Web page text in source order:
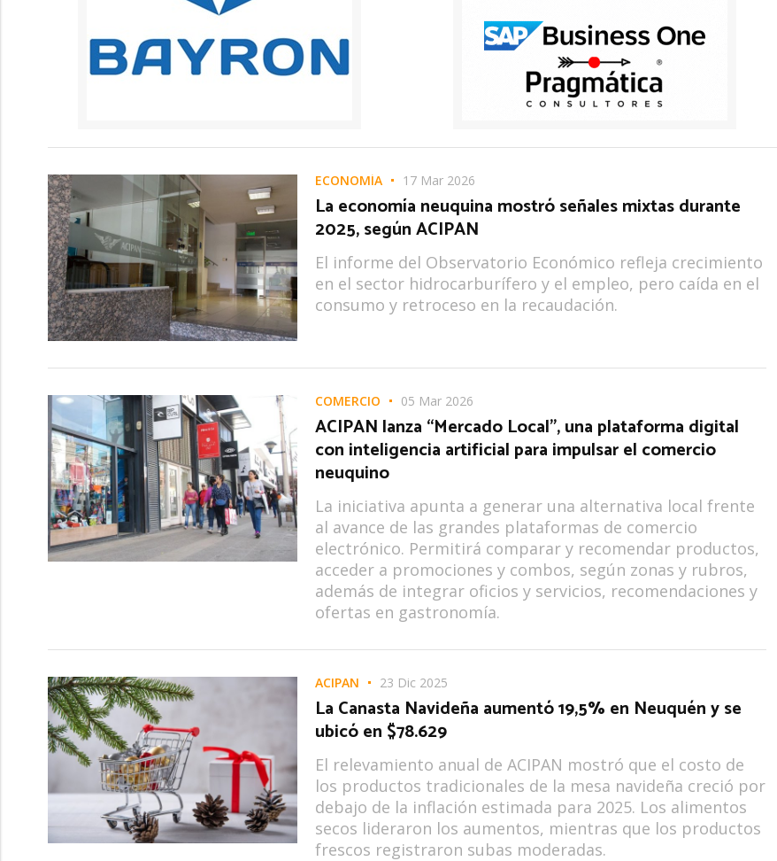
ECONOMÍA 17 Mar 2026
La economía neuquina mostró señales mixtas durante
2025, según ACIPAN
El informe del Observatorio Económico refleja crecimiento
en el sector hidrocarburífero y el empleo, pero caída en el
consumo y retroceso en la recaudación.
COMERCIO 05 Mar 2026
ACIPAN lanza “Mercado Local”, una plataforma digital
con inteligencia artificial para impulsar el comercio
neuquino
La iniciativa apunta a generar una alternativa local frente
al avance de las grandes plataformas de comercio
electrónico. Permitirá comparar y recomendar productos,
acceder a promociones y combos, según zonas y rubros,
además de integrar oficios y servicios, recomendaciones y
ofertas en gastronomía.
ACIPAN 23 Dic 2025
La Canasta Navideña aumentó 19,5% en Neuquén y se
ubicó en $78.629
El relevamiento anual de ACIPAN mostró que el costo de
los productos tradicionales de la mesa navideña creció por
debajo de la inflación estimada para 2025. Los alimentos
secos lideraron los aumentos, mientras que los productos
frescos registraron subas moderadas.